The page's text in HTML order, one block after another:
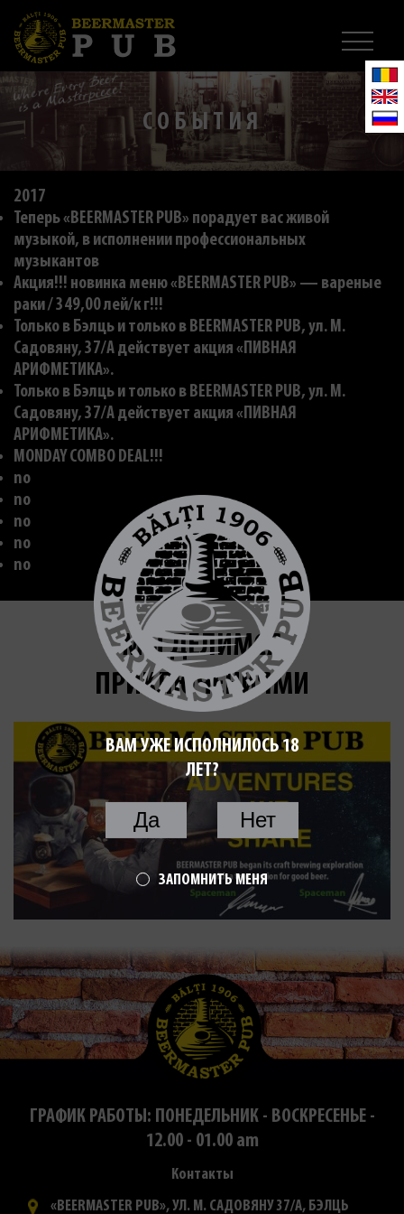
СОБЫТИЯ
2017
Теперь «BEERMASTER PUB» порадует вас живой
музыкой, в исполнении профессиональных
музыкантов
Акция!!! новинка меню «BEERMASTER PUB» — вареные
раки / 349,00 лей/к г!!!
Только в Бэлць и только в BEERMASTER PUB, ул. M.
Садовяну, 37/A действует акция «ПИВНАЯ
АРИФМЕТИКА».
Только в Бэлць и только в BEERMASTER PUB, ул. M.
Садовяну, 37/A действует акция «ПИВНАЯ
АРИФМЕТИКА».
MONDAY COMBO DEAL!!!
no
no
no
no
no
МЫ ДЕЛИМСЯ
ПРИКЛЮЧЕНИЯМИ
ГРАФИК РАБОТЫ: ПОНЕДЕЛЬНИК - ВОСКРЕСЕНЬЕ -
12.00 - 01.00 am
Контакты
«BEERMASTER PUB», УЛ. М. САДОВЯНУ 37/А, БЭЛЦЬ
ВАМ УЖЕ ИСПОЛНИЛОСЬ 18
ЛЕТ?
Да Нет
ЗАПОМНИТЬ МЕНЯ